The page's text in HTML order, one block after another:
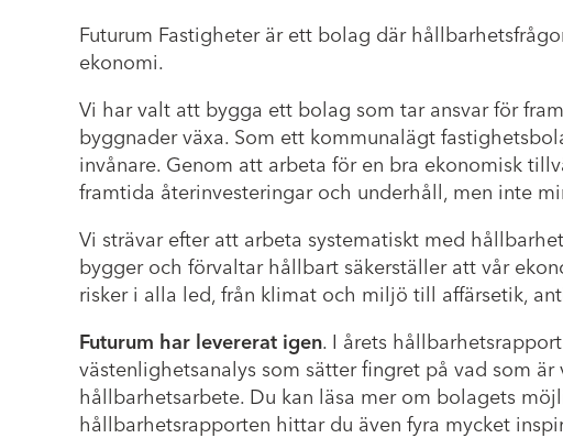
Futurum Fastigheter är ett bolag där
ekonomi.
Vi har valt att bygga ett bolag som tar ansvar för
byggnader växa. Som ett kommunalägt
invånare. Genom att arbeta för en bra ekonomisk
framtida återinvesteringar och underhåll, men inte
Vi strävar efter att arbeta systematiskt med
bygger och förvaltar hållbart säkerställer att vår
risker i alla led, från klimat och miljö till affärsetik,
Futurum har levererat igen. I årets
västenlighetsanalys som sätter fingret på vad som
hållbarhetsarbete. Du kan läsa mer om bolagets
hållbarhetsrapporten hittar du även fyra mycket